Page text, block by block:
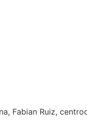
Fabian Ruiz,